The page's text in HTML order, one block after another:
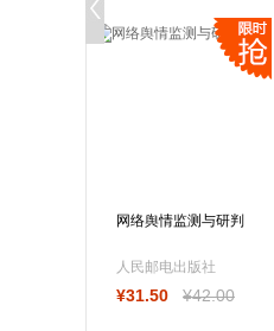
网络舆情监测与研判
人民邮电出版社
¥31.50 ¥42.00